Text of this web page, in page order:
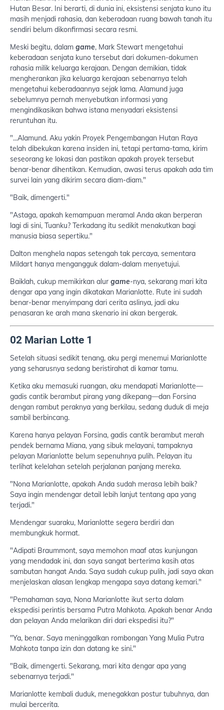
Hutan Besar. Ini berarti, di dunia ini, eksistensi senjata kuno itu
masih menjadi rahasia, dan keberadaan ruang bawah tanah itu
sendiri belum dikonfirmasi secara resmi.
Meski begitu, dalam game, Mark Stewart mengetahui
keberadaan senjata kuno tersebut dari dokumen-dokumen
rahasia milik keluarga kerajaan. Dengan demikian, tidak
mengherankan jika keluarga kerajaan sebenarnya telah
mengetahui keberadaannya sejak lama. Alamund juga
sebelumnya pernah menyebutkan informasi yang
mengindikasikan bahwa istana menyadari eksistensi
reruntuhan itu.
"...Alamund. Aku yakin Proyek Pengembangan Hutan Raya
telah dibekukan karena insiden ini, tetapi pertama-tama, kirim
seseorang ke lokasi dan pastikan apakah proyek tersebut
benar-benar dihentikan. Kemudian, awasi terus apakah ada tim
survei lain yang dikirim secara diam-diam."
"Baik, dimengerti."
"Astaga, apakah kemampuan meramal Anda akan berperan
lagi di sini, Tuanku? Terkadang itu sedikit menakutkan bagi
manusia biasa sepertiku."
Dalton menghela napas setengah tak percaya, sementara
Mildart hanya mengangguk dalam-dalam menyetujui.
Baiklah, cukup memikirkan alur game-nya, sekarang mari kita
dengar apa yang ingin dikatakan Marianlotte. Rute ini sudah
benar-benar menyimpang dari cerita aslinya, jadi aku
penasaran ke arah mana skenario ini akan bergerak.
02 Marian Lotte 1
Setelah situasi sedikit tenang, aku pergi menemui Marianlotte
yang seharusnya sedang beristirahat di kamar tamu.
Ketika aku memasuki ruangan, aku mendapati Marianlotte—
gadis cantik berambut pirang yang dikepang—dan Forsina
dengan rambut peraknya yang berkilau, sedang duduk di meja
sambil berbincang.
Karena hanya pelayan Forsina, gadis cantik berambut merah
pendek bernama Miana, yang sibuk melayani, tampaknya
pelayan Marianlotte belum sepenuhnya pulih. Pelayan itu
terlihat kelelahan setelah perjalanan panjang mereka.
"Nona Marianlotte, apakah Anda sudah merasa lebih baik?
Saya ingin mendengar detail lebih lanjut tentang apa yang
terjadi."
Mendengar suaraku, Marianlotte segera berdiri dan
membungkuk hormat.
"Adipati Braummont, saya memohon maaf atas kunjungan
yang mendadak ini, dan saya sangat berterima kasih atas
sambutan hangat Anda. Saya sudah cukup pulih, jadi saya akan
menjelaskan alasan lengkap mengapa saya datang kemari."
"Pemahaman saya, Nona Marianlotte ikut serta dalam
ekspedisi perintis bersama Putra Mahkota. Apakah benar Anda
dan pelayan Anda melarikan diri dari ekspedisi itu?"
"Ya, benar. Saya meninggalkan rombongan Yang Mulia Putra
Mahkota tanpa izin dan datang ke sini."
"Baik, dimengerti. Sekarang, mari kita dengar apa yang
sebenarnya terjadi."
Marianlotte kembali duduk, menegakkan postur tubuhnya, dan
mulai bercerita.